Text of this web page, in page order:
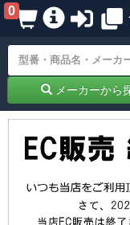
0
メーカーから